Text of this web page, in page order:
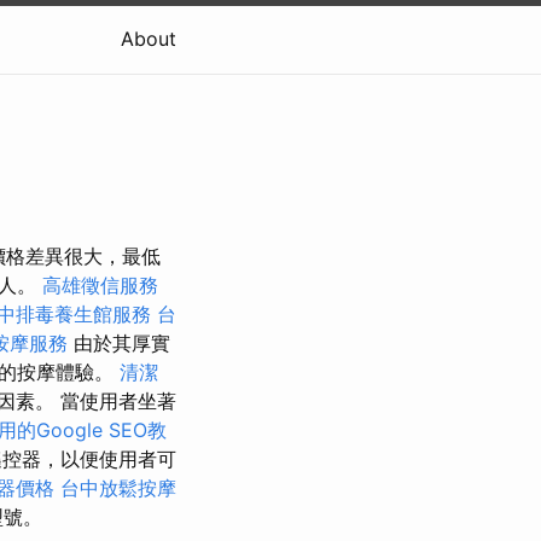
About
差異很大，最低
。 高雄徵信服務
排毒養生館服務 台
摩服務 由於其厚實
按摩體驗。 清潔
素。 當使用者坐著
的Google SEO教
器，以便使用者可
價格 台中放鬆按摩
。